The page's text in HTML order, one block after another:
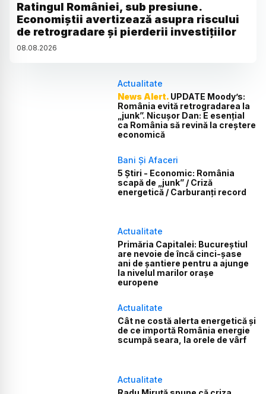
Ratingul României, sub presiune.
Economiștii avertizează asupra riscului
de retrogradare și pierderii investițiilor
08.08.2026
Actualitate
News Alert. UPDATE Moody’s:
România evită retrogradarea la
„junk”. Nicușor Dan: E esențial
ca România să revină la creștere
economică
Bani Și Afaceri
5 Știri - Economic: România
scapă de „junk” / Criză
energetică / Carburanți record
Actualitate
Primăria Capitalei: Bucureștiul
are nevoie de încă cinci-șase
ani de șantiere pentru a ajunge
la nivelul marilor orașe
europene
Actualitate
Cât ne costă alerta energetică și
de ce importă România energie
scumpă seara, la orele de vârf
Actualitate